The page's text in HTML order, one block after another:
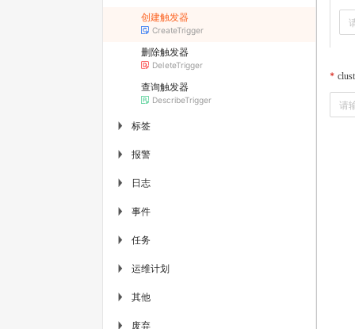
创建触发器
CreateTrigger
删除触发器
DeleteTrigger
查询触发器
DescribeTrigger
▶ 标签
▶ 报警
▶ 日志
▶ 事件
▶ 任务
▶ 运维计划
▶ 其他
▶ 废弃